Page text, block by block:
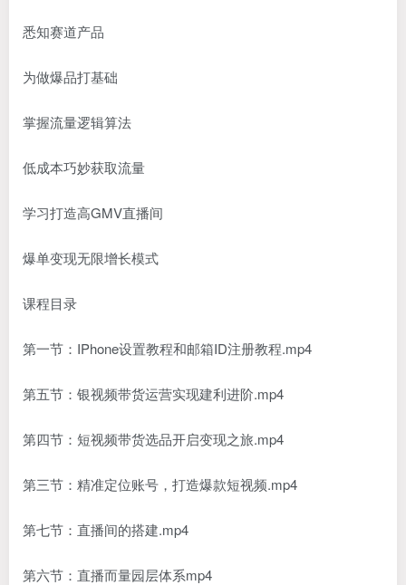
悉知赛道产品
为做爆品打基础
掌握流量逻辑算法
低成本巧妙获取流量
学习打造高GMV直播间
爆单变现无限增长模式
课程目录
第一节：IPhone设置教程和邮箱ID注册教程.mp4
第五节：银视频带货运营实现建利进阶.mp4
第四节：短视频带货选品开启变现之旅.mp4
第三节：精准定位账号，打造爆款短视频.mp4
第七节：直播间的搭建.mp4
第六节：直播而量园层体系mp4